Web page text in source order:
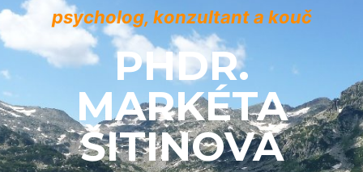
psycholog, konzultant a kouč
PHDR.
MARKÉTA
ŠITINOVÁ